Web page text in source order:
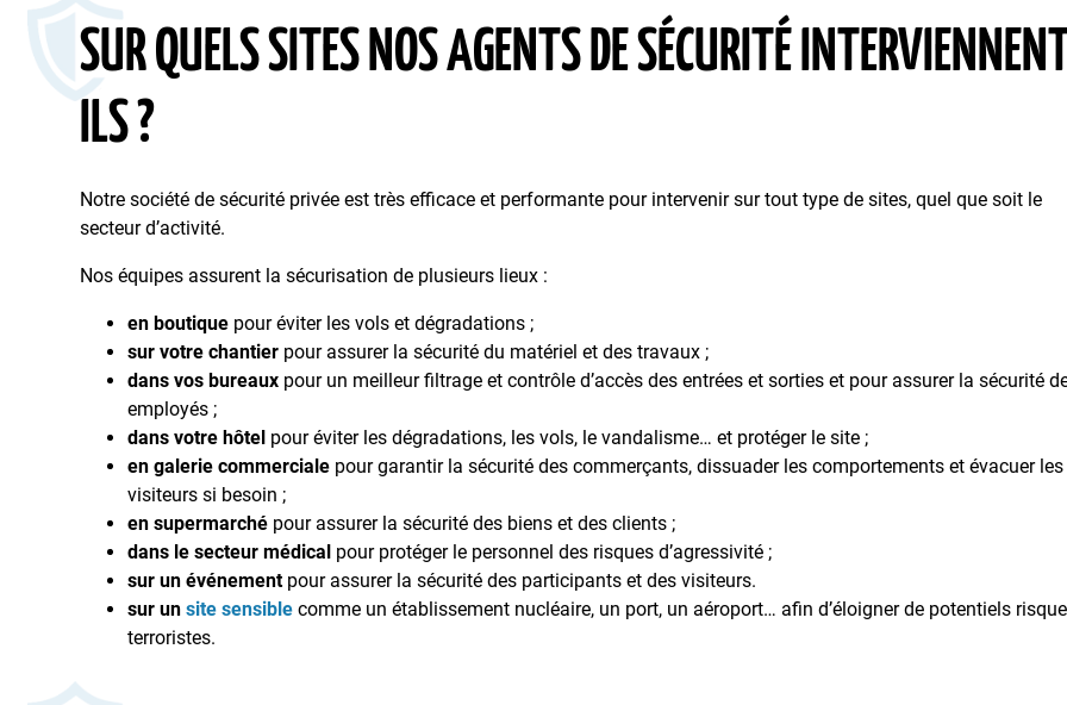
SUR QUELS SITES NOS AGENTS DE SÉCURITÉ
ILS ?
Notre société de sécurité privée est très efficace et performante pour intervenir sur tout type de sites, quel que soit le
secteur d’activité.
Nos équipes assurent la sécurisation de plusieurs lieux :
en boutique pour éviter les vols et dégradations ;
sur votre chantier pour assurer la sécurité du matériel et des travaux ;
dans vos bureaux pour un meilleur filtrage et contrôle d’accès des entrées et sorties et pour assurer la sécurité
employés ;
dans votre hôtel pour éviter les dégradations, les vols, le vandalisme… et protéger le site ;
en galerie commerciale pour garantir la sécurité des commerçants, dissuader les comportements et évacuer les
visiteurs si besoin ;
en supermarché pour assurer la sécurité des biens et des clients ;
dans le secteur médical pour protéger le personnel des risques d’agressivité ;
sur un événementpour assurer la sécurité des participants et des visiteurs.
sur unsite sensible comme un établissement nucléaire, un port, un aéroport… afin d’éloigner de potentiels
terroristes.